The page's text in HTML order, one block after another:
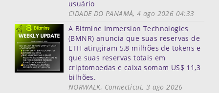
usuário
CIDADE DO PANAMÁ, 4 ago 2026 04:33
A Bitmine Immersion Technologies
(BMNR) anuncia que suas reservas de
ETH atingiram 5,8 milhões de tokens e
que suas reservas totais em
criptomoedas e caixa somam US$ 11,3
bilhões.
NORWALK, Connecticut, 3 ago 2026